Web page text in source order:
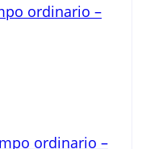
ordinario –
ordinario –